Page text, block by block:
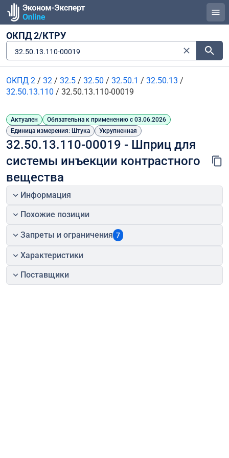
ОКПД 2/КТРУ
32.50.13.110-00019
ОКПД 2 / 32 / 32.5 / 32.50 / 32.50.1 / 32.50.13 /
32.50.13.110 / 32.50.13.110-00019
Актуален
Обязательна к применению с 03.06.2026
Единица измерения: Штука
Укрупненная
32.50.13.110-00019 - Шприц для
системы инъекции контрастного
вещества
Информация
Похожие позиции
Запреты и ограничения 7
Характеристики
Поставщики